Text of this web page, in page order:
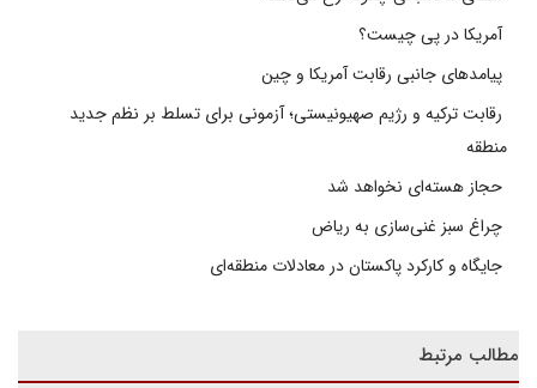
آمریکا در پی چیست؟
پیامدهای جانبی رقابت آمریکا و چین
رقابت ترکیه و رژیم صهیونیستی؛ آزمونی برای تسلط بر نظم جدید
منطقه
حجاز هسته‌ای نخواهد شد
چراغ سبز غنی‌سازی به ریاض
جایگاه و کارکرد پاکستان در معادلات منطقه‌ای
مطالب مرتبط